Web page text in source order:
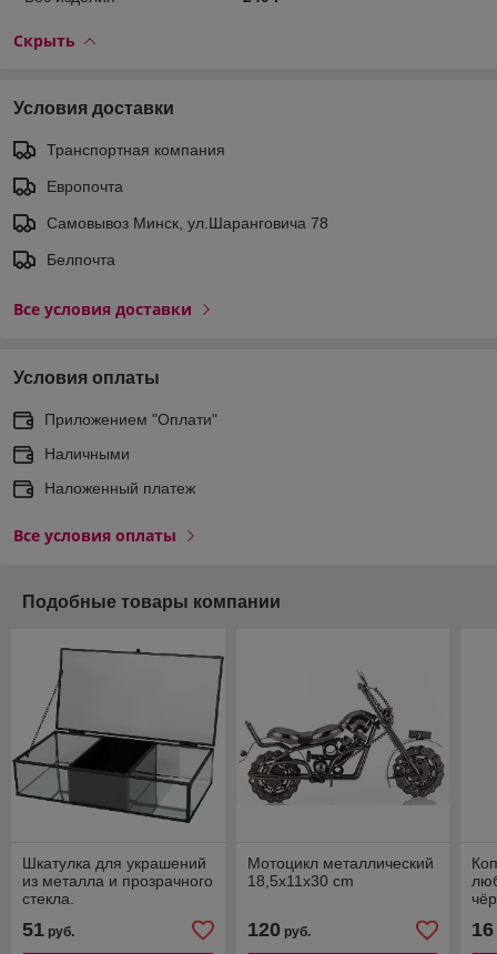
Скрыть
Условия доставки
Транспортная компания
Европочта
Самовывоз Минск, ул.Шаранговича 78
Белпочта
Все условия доставки
Условия оплаты
Приложением "Оплати"
Наличными
Наложенный платеж
Все условия оплаты
Подобные товары компании
Шкатулка для украшений
из металла и прозрачного
стекла.
51 руб.
Мотоцикл металлический
18,5x11x30 cm
120руб. 16